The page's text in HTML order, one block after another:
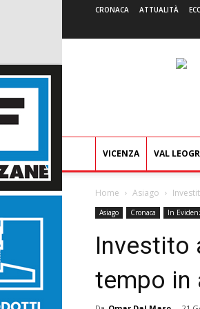
CRONACA ATTUALITÀ
VICENZA VAL
Home Asiago
Asiago Cronaca In
Investito
tempo in